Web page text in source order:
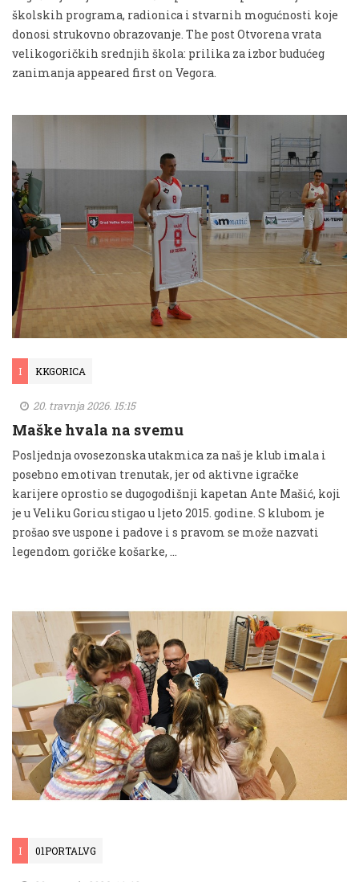
školskih programa, radionica i stvarnih mogućnosti koje
donosi strukovno obrazovanje. The post Otvorena vrata
velikogoričkih srednjih škola: prilika za izbor budućeg
zanimanja appeared first on Vegora.
I KKGORICA
20. travnja 2026. 15:15
Maške hvala na svemu
Posljednja ovosezonska utakmica za naš je klub imala i
posebno emotivan trenutak, jer od aktivne igračke
karijere oprostio se dugogodišnji kapetan Ante Mašić, koji
je u Veliku Goricu stigao u ljeto 2015. godine. S klubom je
prošao sve uspone i padove i s pravom se može nazvati
legendom goričke košarke, …
I 01PORTALVG